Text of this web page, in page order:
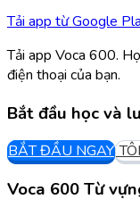
Tải app từGoogle
Tải app Voca 600.
điện thoại của bạn.
Bắt đầu học và
BẮT ĐẦU NGAY
Voca 600 Từ